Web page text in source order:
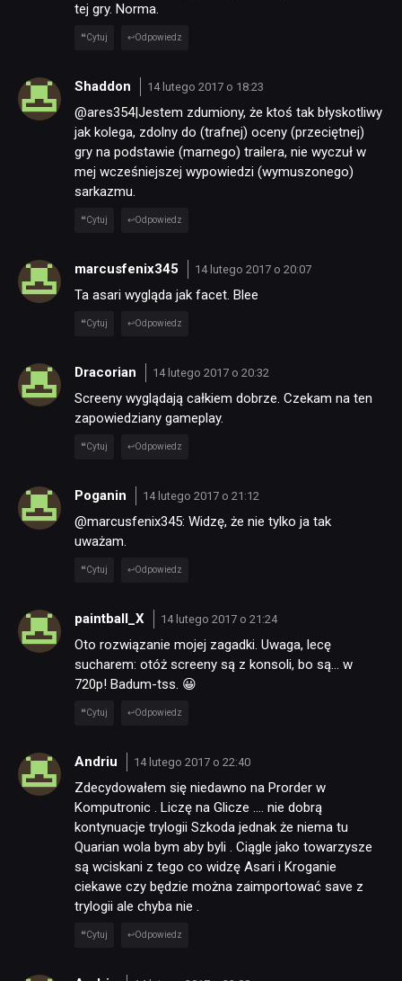
tej gry. Norma.
Cytuj Odpowiedz
Shaddon 14 lutego 2017 o 18:23
@ares354|Jestem zdumiony, że ktoś tak błyskotliwy
jak kolega, zdolny do (trafnej) oceny (przeciętnej)
gry na podstawie (marnego) trailera, nie wyczuł w
mej wcześniejszej wypowiedzi (wymuszonego)
sarkazmu.
Cytuj Odpowiedz
marcusfenix345 14 lutego 2017 o 20:07
Ta asari wygląda jak facet. Blee
Cytuj Odpowiedz
Dracorian 14 lutego 2017 o 20:32
Screeny wyglądają całkiem dobrze. Czekam na ten
zapowiedziany gameplay.
Cytuj Odpowiedz
Poganin 14 lutego 2017 o 21:12
@marcusfenix345: Widzę, że nie tylko ja tak
uważam.
Cytuj Odpowiedz
paintball_X 14 lutego 2017 o 21:24
Oto rozwiązanie mojej zagadki. Uwaga, lecę
sucharem: otóż screeny są z konsoli, bo są… w
720p! Badum-tss. 😀
Cytuj Odpowiedz
Andriu 14 lutego 2017 o 22:40
Zdecydowałem się niedawno na Prorder w
Komputronic . Liczę na Glicze …. nie dobrą
kontynuacje trylogii Szkoda jednak że niema tu
Quarian wola bym aby byli . Ciągle jako towarzysze
są wciskani z tego co widzę Asari i Kroganie
ciekawe czy będzie można zaimportować save z
trylogii ale chyba nie .
Cytuj Odpowiedz